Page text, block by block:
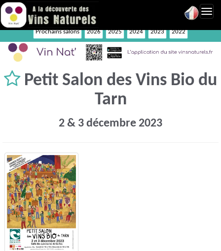
Prochains salons 2026 2025 2024 2023 2022
Petit Salon des Vins Bio du
Tarn
2 & 3 décembre 2023